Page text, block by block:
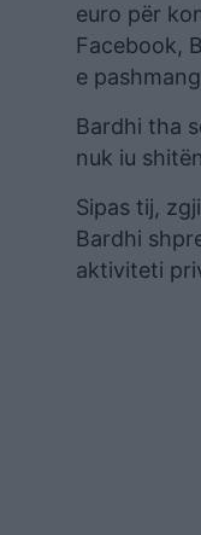
euro për
Facebook,
e
Bardhi tha
nuk iu
Sipas tij,
Bardhi
aktiviteti